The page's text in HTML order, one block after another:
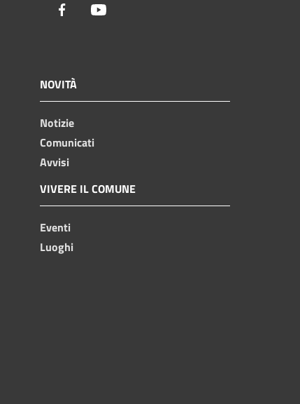
Facebook
NOVITÀ
Notizie
Comunicati
Avvisi
VIVERE IL COMUNE
Eventi
Luoghi